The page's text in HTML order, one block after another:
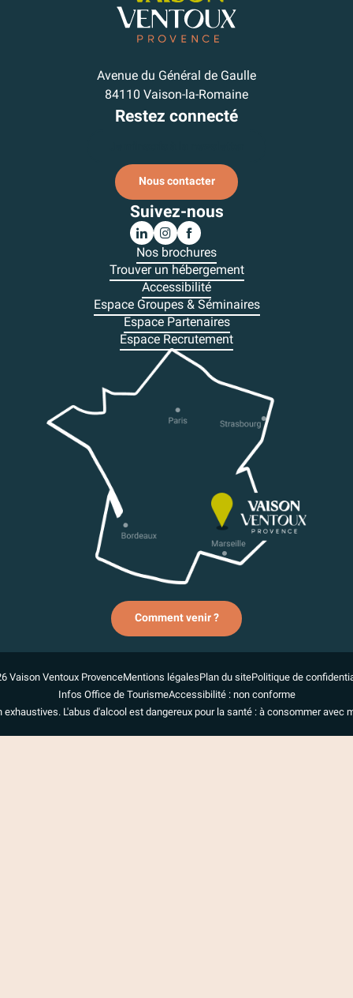
Avenue du Général de Gaulle
84110 Vaison-la-Romaine
Restez connecté
Nous contacter
Suivez-nous
Nos brochures
Trouver un hébergement
Accessibilité
Espace Groupes & Séminaires
Espace Partenaires
Espace Recrutement
Comment venir ?
Vaison Ventoux ProvenceMentions légalesPlan du sitePolitique de
Infos Office de TourismeAccessibilité : non conforme
exhaustives. L'abus d'alcool est dangereux pour la santé : à consommer avec